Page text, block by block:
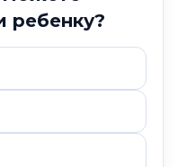
ребенку?